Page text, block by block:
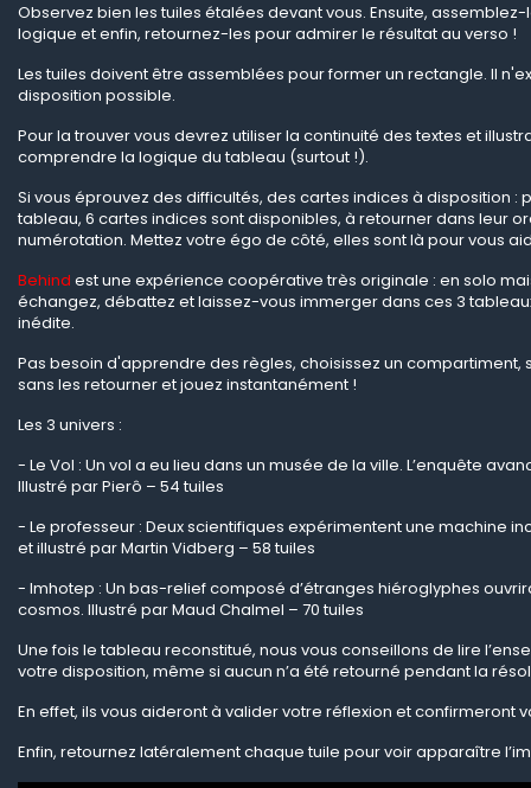
Observez bien les tuiles étalées devant vous. Ensuite,
logique et enfin, retournez-les pour admirer le résultat au verso !
Les tuiles doivent être assemblées pour former un rectangle. Il
disposition possible.
Pour la trouver vous devrez utiliser la continuité des textes et
comprendre la logique du tableau (surtout !).
Si vous éprouvez des difficultés, des cartes indices à disposition :
tableau, 6 cartes indices sont disponibles, à retourner dans leur
numérotation. Mettez votre égo de côté, elles sont là pour vous
Behind est une expérience coopérative très originale : en solo
échangez, débattez et laissez-vous immerger dans ces 3
inédite.
Pas besoin d'apprendre des règles, choisissez un compartiment,
sans les retourner et jouez instantanément !
Les 3 univers :
- Le Vol : Un vol a eu lieu dans un musée de la ville. L’enquête
Illustré par Pierô – 54 tuiles
- Le professeur : Deux scientifiques expérimentent une machine
et illustré par Martin Vidberg – 58 tuiles
- Imhotep : Un bas-relief composé d’étranges hiéroglyphes
cosmos. Illustré par Maud Chalmel – 70 tuiles
Une fois le tableau reconstitué, nous vous conseillons de lire
votre disposition, même si aucun n’a été retourné pendant la
En effet, ils vous aideront à valider votre réflexion et confirmeront
Enfin, retournez latéralement chaque tuile pour voir apparaître